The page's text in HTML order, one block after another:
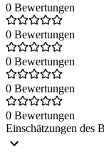
0 Bewertungen
0 Bewertungen
0 Bewertungen
0 Bewertungen
0 Bewertungen
Einschätzungen des